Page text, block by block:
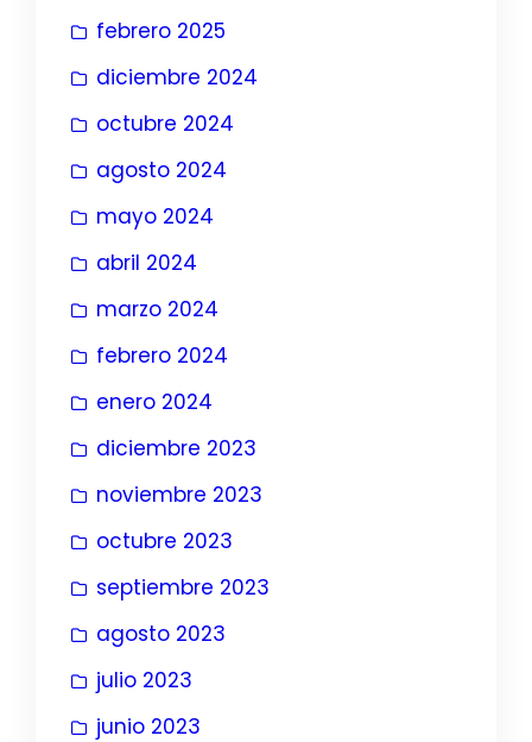
febrero 2025
diciembre 2024
octubre 2024
agosto 2024
mayo 2024
abril 2024
marzo 2024
febrero 2024
enero 2024
diciembre 2023
noviembre 2023
octubre 2023
septiembre 2023
agosto 2023
julio 2023
junio 2023